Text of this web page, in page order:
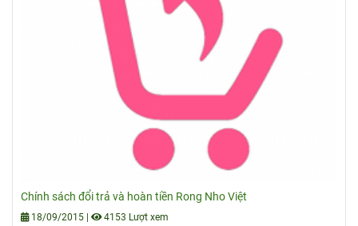
Chính sách đổi trả và hoàn tiền Rong Nho Việt
18/09/2015 4153 Lượt xem